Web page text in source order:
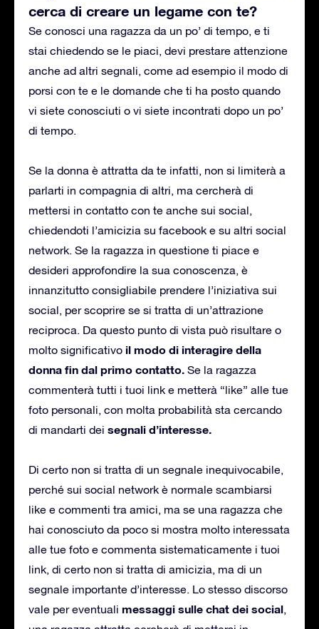
cerca di creare un legame con te?
Se conosci una ragazza da un po’ di tempo, e ti
stai chiedendo se le piaci, devi prestare attenzione
anche ad altri segnali, come ad esempio il modo di
porsi con te e le domande che ti ha posto quando
vi siete conosciuti o vi siete incontrati dopo un po’
di tempo.
Se la donna è attratta da te infatti, non si limiterà a
parlarti in compagnia di altri, ma cercherà di
mettersi in contatto con te anche sui social,
chiedendoti l’amicizia su facebook e su altri social
network. Se la ragazza in questione ti piace e
desideri approfondire la sua conoscenza, è
innanzitutto consigliabile prendere l’iniziativa sui
social, per scoprire se si tratta di un’attrazione
reciproca. Da questo punto di vista può risultare o
molto significativo il modo di interagire della
donna fin dal primo contatto. Se la ragazza
commenterà tutti i tuoi link e metterà “like” alle tue
foto personali, con molta probabilità sta cercando
di mandarti dei segnali d’interesse.
Di certo non si tratta di un segnale inequivocabile,
perché sui social network è normale scambiarsi
like e commenti tra amici, ma se una ragazza che
hai conosciuto da poco si mostra molto interessata
alle tue foto e commenta sistematicamente i tuoi
link, di certo non si tratta di amicizia, ma di un
segnale importante d’interesse. Lo stesso discorso
vale per eventuali messaggi sulle chat dei social,